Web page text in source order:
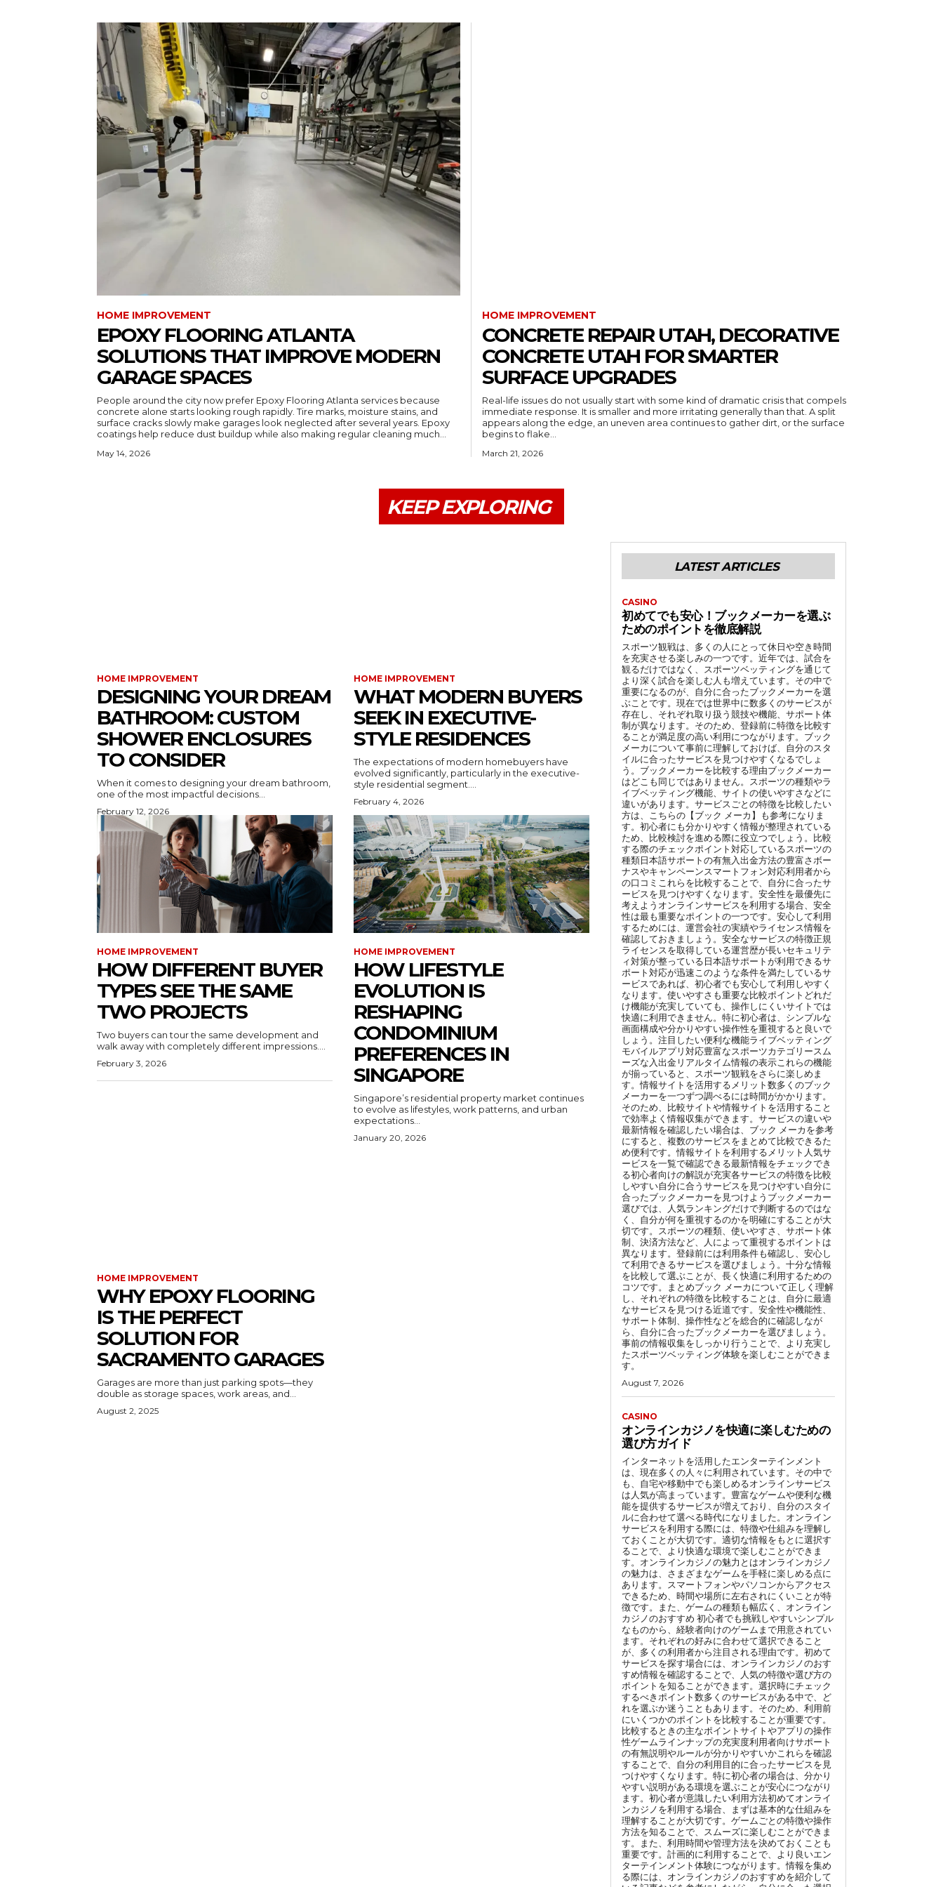
HOME IMPROVEMENT
EPOXY FLOORING ATLANTA
SOLUTIONS THAT IMPROVE MODERN
GARAGE SPACES
People around the city now prefer Epoxy Flooring Atlanta services because
concrete alone starts looking rough rapidly. Tire marks, moisture stains, and
surface cracks slowly make garages look neglected after several years. Epoxy
coatings help reduce dust buildup while also making regular cleaning much...
May 14, 2026
HOME IMPROVEMENT
CONCRETE REPAIR UTAH, DECORATIVE
CONCRETE UTAH FOR SMARTER
SURFACE UPGRADES
Real-life issues do not usually start with some kind of dramatic crisis that compels
immediate response. It is smaller and more irritating generally than that. A split
appears along the edge, an uneven area continues to gather dirt, or the surface
begins to flake...
March 21, 2026
KEEP EXPLORING
HOME IMPROVEMENT
DESIGNING YOUR DREAM
BATHROOM: CUSTOM
SHOWER ENCLOSURES
TO CONSIDER
When it comes to designing your dream bathroom,
one of the most impactful decisions...
February 12, 2026
HOME IMPROVEMENT
WHAT MODERN BUYERS
SEEK IN EXECUTIVE-
STYLE RESIDENCES
The expectations of modern homebuyers have
evolved significantly, particularly in the executive-
style residential segment....
February 4, 2026
HOME IMPROVEMENT
HOW DIFFERENT BUYER
TYPES SEE THE SAME
TWO PROJECTS
Two buyers can tour the same development and
walk away with completely different impressions....
February 3, 2026
HOME IMPROVEMENT
HOW LIFESTYLE
EVOLUTION IS
RESHAPING
CONDOMINIUM
PREFERENCES IN
SINGAPORE
Singapore’s residential property market continues
to evolve as lifestyles, work patterns, and urban
expectations...
January 20, 2026
HOME IMPROVEMENT
WHY EPOXY FLOORING
IS THE PERFECT
SOLUTION FOR
SACRAMENTO GARAGES
Garages are more than just parking spots—they
double as storage spaces, work areas, and...
August 2, 2025
LATEST ARTICLES
CASINO
初めてでも安心！ブックメーカーを選ぶ
ためのポイントを徹底解説
スポーツ観戦は、多くの人にとって休日や空き時間
を充実させる楽しみの一つです。近年では、試合を
観るだけではなく、スポーツベッティングを通じて
より深く試合を楽しむ人も増えています。その中で
重要になるのが、自分に合ったブックメーカーを選
ぶことです。現在では世界中に数多くのサービスが
存在し、それぞれ取り扱う競技や機能、サポート体
制が異なります。そのため、登録前に特徴を比較す
ることが満足度の高い利用につながります。ブック
メーカについて事前に理解しておけば、自分のスタ
イルに合ったサービスを見つけやすくなるでしょ
う。ブックメーカーを比較する理由ブックメーカー
はどこも同じではありません。スポーツの種類やラ
イブベッティング機能、サイトの使いやすさなどに
違いがあります。サービスごとの特徴を比較したい
方は、こちらの【ブック メーカ】も参考になりま
す。初心者にも分かりやすく情報が整理されている
ため、比較検討を進める際に役立つでしょう。比較
する際のチェックポイント対応しているスポーツの
種類日本語サポートの有無入出金方法の豊富さボー
ナスやキャンペーンスマートフォン対応利用者から
の口コミこれらを比較することで、自分に合ったサ
ービスを見つけやすくなります。安全性を最優先に
考えようオンラインサービスを利用する場合、安全
性は最も重要なポイントの一つです。安心して利用
するためには、運営会社の実績やライセンス情報を
確認しておきましょう。安全なサービスの特徴正規
ライセンスを取得している運営歴が長いセキュリテ
ィ対策が整っている日本語サポートが利用できるサ
ポート対応が迅速このような条件を満たしているサ
ービスであれば、初心者でも安心して利用しやすく
なります。使いやすさも重要な比較ポイントどれだ
け機能が充実していても、操作しにくいサイトでは
快適に利用できません。特に初心者は、シンプルな
画面構成や分かりやすい操作性を重視すると良いで
しょう。注目したい便利な機能ライブベッティング
モバイルアプリ対応豊富なスポーツカテゴリースム
ーズな入出金リアルタイム情報の表示これらの機能
が揃っていると、スポーツ観戦をさらに楽しめま
す。情報サイトを活用するメリット数多くのブック
メーカーを一つずつ調べるには時間がかかります。
そのため、比較サイトや情報サイトを活用すること
で効率よく情報収集ができます。サービスの違いや
最新情報を確認したい場合は、ブック メーカを参考
にすると、複数のサービスをまとめて比較できるた
め便利です。情報サイトを利用するメリット人気サ
ービスを一覧で確認できる最新情報をチェックでき
る初心者向けの解説が充実各サービスの特徴を比較
しやすい自分に合うサービスを見つけやすい自分に
合ったブックメーカーを見つけようブックメーカー
選びでは、人気ランキングだけで判断するのではな
く、自分が何を重視するのかを明確にすることが大
切です。スポーツの種類、使いやすさ、サポート体
制、決済方法など、人によって重視するポイントは
異なります。登録前には利用条件も確認し、安心し
て利用できるサービスを選びましょう。十分な情報
を比較して選ぶことが、長く快適に利用するための
コツです。まとめブック メーカについて正しく理解
し、それぞれの特徴を比較することは、自分に最適
なサービスを見つける近道です。安全性や機能性、
サポート体制、操作性などを総合的に確認しなが
ら、自分に合ったブックメーカーを選びましょう。
事前の情報収集をしっかり行うことで、より充実し
たスポーツベッティング体験を楽しむことができま
す。
August 7, 2026
CASINO
オンラインカジノを快適に楽しむための
選び方ガイド
インターネットを活用したエンターテインメント
は、現在多くの人々に利用されています。その中で
も、自宅や移動中でも楽しめるオンラインサービス
は人気が高まっています。豊富なゲームや便利な機
能を提供するサービスが増えており、自分のスタイ
ルに合わせて選べる時代になりました。オンライン
サービスを利用する際には、特徴や仕組みを理解し
ておくことが大切です。適切な情報をもとに選択す
ることで、より快適な環境で楽しむことができま
す。オンラインカジノの魅力とはオンラインカジノ
の魅力は、さまざまなゲームを手軽に楽しめる点に
あります。スマートフォンやパソコンからアクセス
できるため、時間や場所に左右されにくいことが特
徴です。また、ゲームの種類も幅広く、オンライン
カジノのおすすめ 初心者でも挑戦しやすいシンプル
なものから、経験者向けのゲームまで用意されてい
ます。それぞれの好みに合わせて選択できること
が、多くの利用者から注目される理由です。初めて
サービスを探す場合には、オンラインカジノのおす
すめ情報を確認することで、人気の特徴や選び方の
ポイントを知ることができます。選択時にチェック
するべきポイント数多くのサービスがある中で、ど
れを選ぶか迷うこともあります。そのため、利用前
にいくつかのポイントを比較することが重要です。
比較するときの主なポイントサイトやアプリの操作
性ゲームラインナップの充実度利用者向けサポート
の有無説明やルールが分かりやすいかこれらを確認
することで、自分の利用目的に合ったサービスを見
つけやすくなります。特に初心者の場合は、分かり
やすい説明がある環境を選ぶことが安心につながり
ます。初心者が意識したい利用方法初めてオンライ
ンカジノを利用する場合、まずは基本的な仕組みを
理解することが大切です。ゲームごとの特徴や操作
方法を知ることで、スムーズに楽しむことができま
す。また、利用時間や管理方法を決めておくことも
重要です。計画的に利用することで、より良いエン
ターテインメント体験につながります。情報を集め
る際には、オンラインカジノのおすすめを紹介して